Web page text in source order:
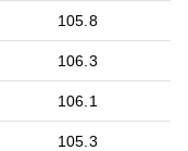
105.8
106.3
106.1
105.3